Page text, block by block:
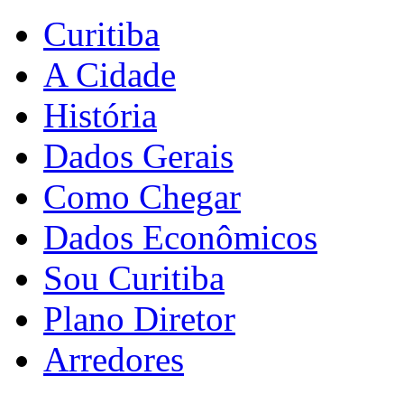
Curitiba
A Cidade
História
Dados Gerais
Como Chegar
Dados Econômicos
Sou Curitiba
Plano Diretor
Arredores